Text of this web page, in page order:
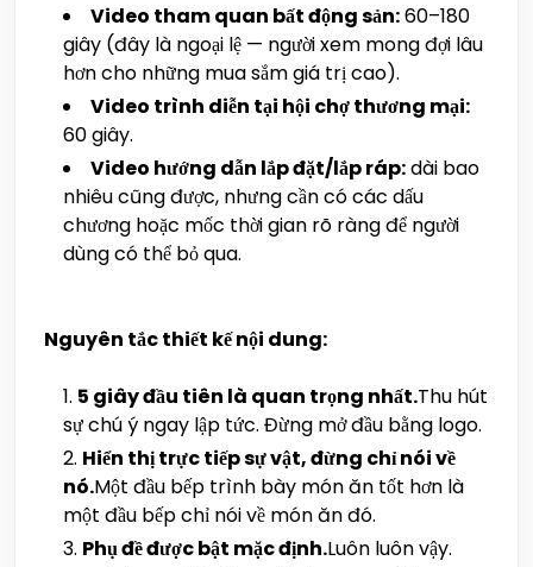
Video tham quan bất động sản:60–180
giây (đây là ngoại lệ — người xem mong đợi lâu
hơn cho những mua sắm giá trị cao).
Video trình diễn tại hội chợ thương mại:
60 giây.
Video hướng dẫn lắp đặt/lắp ráp:dài bao
nhiêu cũng được, nhưng cần có các dấu
chương hoặc mốc thời gian rõ ràng để người
dùng có thể bỏ qua.
Nguyên tắc thiết kế nội dung:
5 giây đầu tiên là quan trọng nhất.Thu hút
sự chú ý ngay lập tức. Đừng mở đầu bằng logo.
Hiển thị trực tiếp sự vật, đừng chỉ nói về
nó.Một đầu bếp trình bày món ăn tốt hơn là
một đầu bếp chỉ nói về món ăn đó.
Phụ đề được bật mặc định.Luôn luôn vậy.